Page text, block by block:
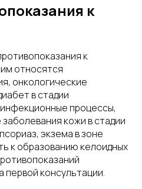
к
к
относятся
онкологические
в стадии
процессы,
кожи в стадии
экзема в зоне
к образованию келоидных
первой консультации.